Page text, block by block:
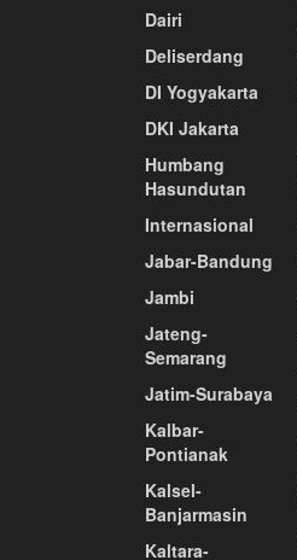
Dairi
Deliserdang
DI Yogyakarta
DKI Jakarta
Humbang
Hasundutan
Internasional
Jabar-Bandung
Jambi
Jateng-
Semarang
Jatim-Surabaya
Kalbar-
Pontianak
Kalsel-
Banjarmasin
Kaltara-